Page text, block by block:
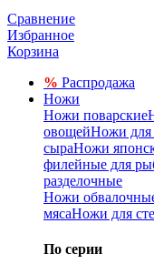
Сравнение
Избранное
Корзина
% Распродажа
Ножи
Ножи поварские
овощейНожи для
сыраНожи
филейные для
разделочные
Ножи
мясаНожи для
По серии